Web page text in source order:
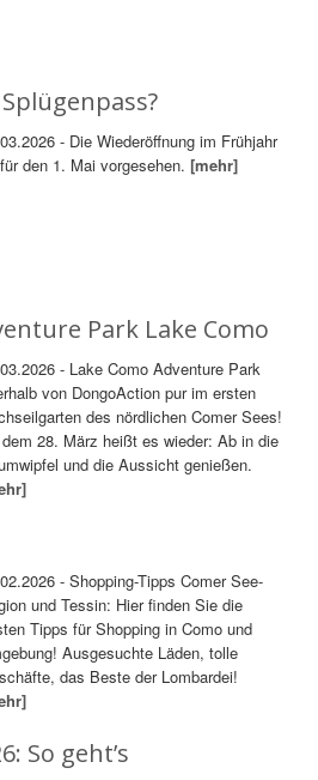
- Die Wiederöffnung im Frühjahr
den 1. Mai vorgesehen.[mehr]
Park Lake Como
- Lake Como Adventure Park
von DongoAction pur im ersten
des nördlichen Comer Sees!
28. März heißt es wieder: Ab in die
und die Aussicht genießen.
- Shopping-Tipps Comer See-
und Tessin: Hier finden Sie die
Tipps für Shopping in Como und
Ausgesuchte Läden, tolle
das Beste der Lombardei!
So geht’s